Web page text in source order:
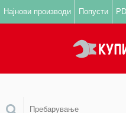
Најнови производи Попусти